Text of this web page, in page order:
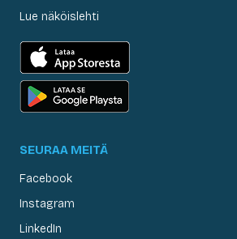
Lue näköislehti
SEURAA MEITÄ
Facebook
Instagram
LinkedIn